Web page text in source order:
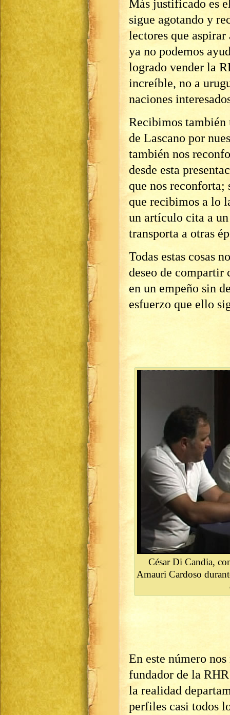
Más justificado es
sigue agotando y
lectores que
ya no podemos
logrado vender la
increíble, no a
naciones
Recibimos
de Lascano por
también nos
desde esta
que nos reconforta;
que recibimos a lo
un artículo cita a
transporta a otras
Todas estas cosas
deseo de compartir
en un empeño sin
esfuerzo que ello
César Di Candia,
Amauri Cardoso
En este número
fundador de la
la realidad
perfiles casi todos